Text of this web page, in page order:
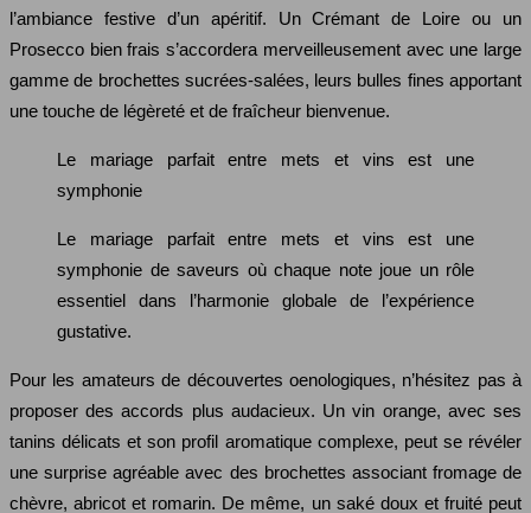
l’ambiance festive d’un apéritif. Un Crémant de Loire ou un
Prosecco bien frais s’accordera merveilleusement avec une large
gamme de brochettes sucrées-salées, leurs bulles fines apportant
une touche de légèreté et de fraîcheur bienvenue.
Le mariage parfait entre mets et vins est une
symphonie
Le mariage parfait entre mets et vins est une
symphonie de saveurs où chaque note joue un rôle
essentiel dans l’harmonie globale de l’expérience
gustative.
Pour les amateurs de découvertes oenologiques, n’hésitez pas à
proposer des accords plus audacieux. Un vin orange, avec ses
tanins délicats et son profil aromatique complexe, peut se révéler
une surprise agréable avec des brochettes associant fromage de
chèvre, abricot et romarin. De même, un saké doux et fruité peut